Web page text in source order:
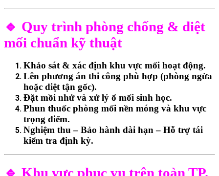
🔹 Quy trình phòng chống & diệt
mối chuẩn kỹ thuật
Khảo sát & xác định khu vực mối hoạt động.
Lên phương án thi công phù hợp (phòng ngừa
hoặc diệt tận gốc).
Đặt mồi nhử và xử lý ổ mối sinh học.
Phun thuốc phòng mối nền móng và khu vực
trọng điểm.
Nghiệm thu – Bảo hành dài hạn – Hỗ trợ tái
kiểm tra định kỳ.
🔹 Khu vực phục vụ trên toàn TP.